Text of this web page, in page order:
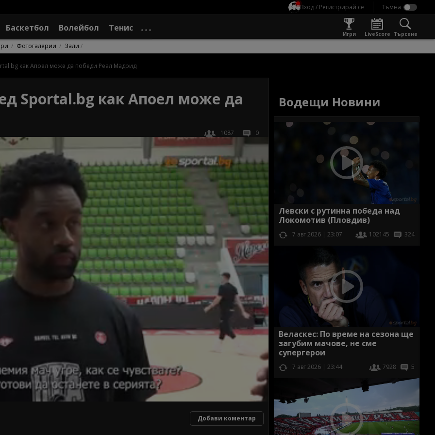
Вход / Регистрирай се
Баскетбол Волейбол Тенис
Игри LiveScore Търсене
Фотогалерии Зали
как Апоел може да победи Реал Мадрид
Sportal.bg как Апоел може да
1087 0
Добави коментар
Водещи Новини
Левски с рутинна победа над
Локомотив (Пловдив)
7 авг 2026 | 23:07 102145 324
Веласкес: По време на сезона ще
загубим мачове, не сме
супергерои
7 авг 2026 | 23:44 7928 5